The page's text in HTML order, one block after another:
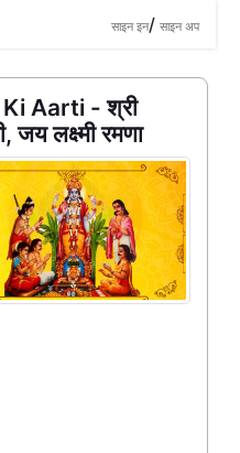
साइन इन/ साइन अप
Aarti - श्री
जय लक्ष्मी रमणा